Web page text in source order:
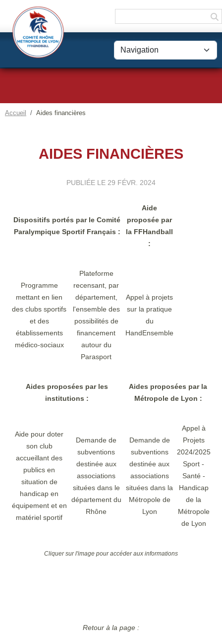
Accueil Aides financières
AIDES FINANCIÈRES
PUBLIÉE LE 29 FÉVR. 2024
Dispositifs portés par le Comité
Paralympique Sportif Français :
Aide
proposée par
la FFHandball
:
Programme
mettant en lien
des clubs sportifs
et des
établissements
médico-sociaux
Plateforme
recensant, par
département,
l'ensemble des
possibilités de
financement
autour du
Parasport
Appel à projets
sur la pratique
du
HandEnsemble
Aides proposées par les
institutions :
Aides proposées par la
Métropole de Lyon :
Aide pour doter
son club
accueillant des
publics en
situation de
handicap en
équipement et en
matériel sportif
Demande de
subventions
destinée aux
associations
situées dans le
département du
Rhône
Demande de
subventions
destinée aux
associations
situées dans la
Métropole de
Lyon
Appel à
Projets
2024/2025
Sport -
Santé -
Handicap
de la
Métropole
de Lyon
Cliquer sur l'image pour accéder aux informations
Retour à la page :
Panneau de gestion des cookies